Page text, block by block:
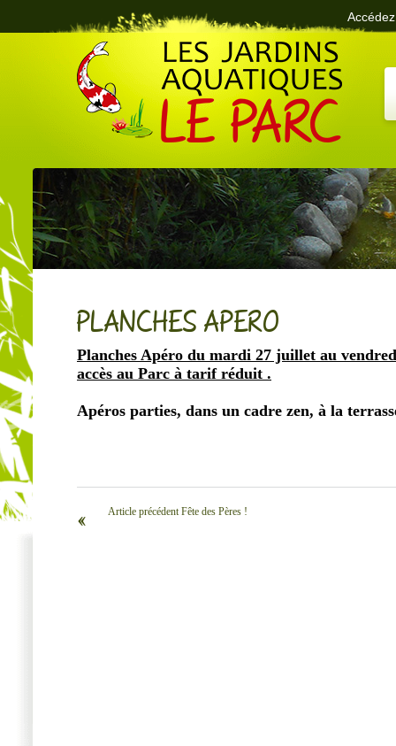
PLANCHES APERO
Planches Apéro du mardi 27 juillet au
accès au Parc à tarif réduit .
Apéros parties, dans un cadre zen, à la
‹‹ Article précédent Fête des Pères !